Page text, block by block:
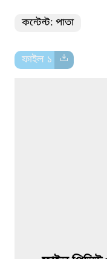
কন্টেন্ট: পাতা
ফাইল ১